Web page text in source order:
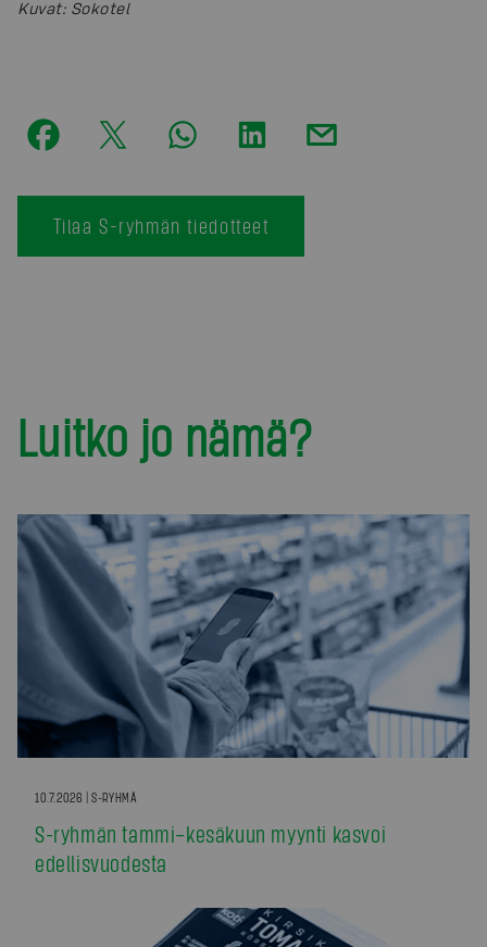
Kuvat: Sokotel
Tilaa S-ryhmän tiedotteet
Luitko jo nämä?
10.7.2026 | S-RYHMÄ
S-ryhmän tammi–kesäkuun myynti kasvoi
edellisvuodesta